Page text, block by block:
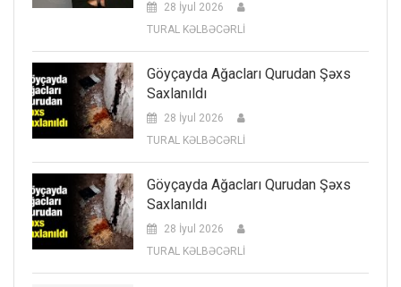
28 İyul 2026
TURAL KƏLBƏCƏRLİ
Göyçayda Ağacları Qurudan Şəxs
Saxlanıldı
28 İyul 2026
TURAL KƏLBƏCƏRLİ
Göyçayda Ağacları Qurudan Şəxs
Saxlanıldı
28 İyul 2026
TURAL KƏLBƏCƏRLİ